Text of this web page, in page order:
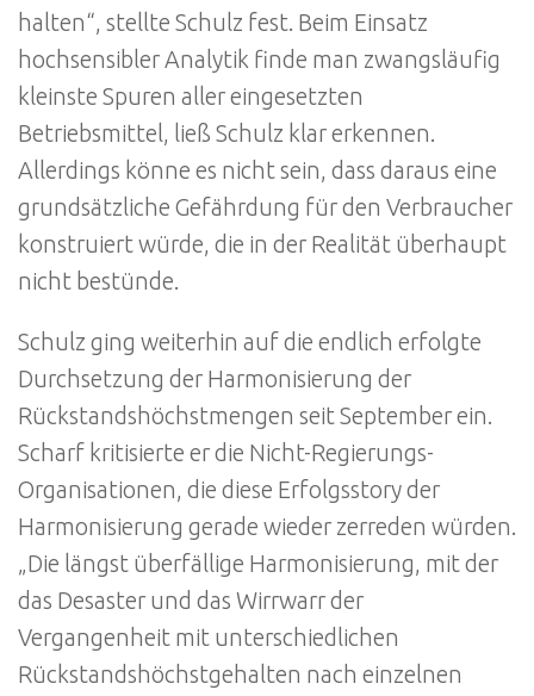
halten“, stellte Schulz fest. Beim Einsatz
hochsensibler Analytik finde man zwangsläufig
kleinste Spuren aller eingesetzten
Betriebsmittel, ließ Schulz klar erkennen.
Allerdings könne es nicht sein, dass daraus eine
grundsätzliche Gefährdung für den Verbraucher
konstruiert würde, die in der Realität überhaupt
nicht bestünde.
Schulz ging weiterhin auf die endlich erfolgte
Durchsetzung der Harmonisierung der
Rückstandshöchstmengen seit September ein.
Scharf kritisierte er die Nicht-Regierungs-
Organisationen, die diese Erfolgsstory der
Harmonisierung gerade wieder zerreden würden.
„Die längst überfällige Harmonisierung, mit der
das Desaster und das Wirrwarr der
Vergangenheit mit unterschiedlichen
Rückstandshöchstgehalten nach einzelnen